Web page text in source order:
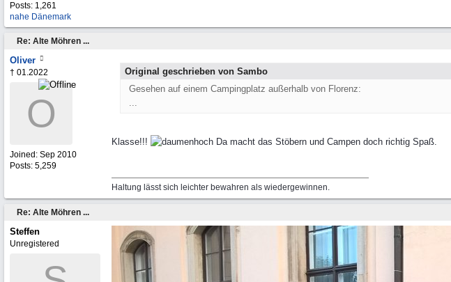
Posts: 1,261
nahe Dänemark
Re: Alte Möhren ...
Oliver
† 01.2022
O
Joined: Sep 2010
Posts: 5,259
Original geschrieben von Sambo
Gesehen auf einem Campingplatz außerhalb von Florenz:
...
Klasse!!! Da macht das Stöbern und Campen doch richtig Spaß.
Haltung lässt sich leichter bewahren als wiedergewinnen.
Re: Alte Möhren ...
Steffen
Unregistered